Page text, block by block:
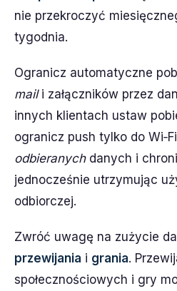
nie przekroczyć
tygodnia.
Ogranicz automatyczne
maili załączników przez
innych klientach ustaw
ogranicz push tylko do
odbieranychdanych i
jednocześnie utrzymując
odbiorczej.
Zwróć uwagę na zużycie
przewijania i grania.
społecznościowych i gry